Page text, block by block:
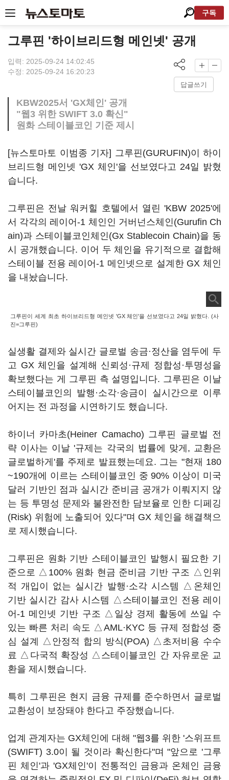
구독
그루핀 '하이브리드형 메인넷' 공개
입력: 2025-09-24 14:02:45
수정: 2025-09-24 16:20:23
답글쓰기
KBW2025서 'GX체인' 공개
"웹3 위한 SWIFT 3.0 확신"
원화 스테이블코인 기준 제시
[뉴스토마토 이범종 기자] 그루핀(GURUFIN)이 하이
브리드형 메인넷 'GX 체인'을 선보였다고 24일 밝혔
습니다.
그루핀은 전날 워커힐 호텔에서 열린 'KBW 2025'에
서 각각의 레이어-1 체인인 거버넌스체인(Gurufin Ch
ain)과 스테이블코인체인(Gx Stablecoin Chain)을 동
시 공개했습니다. 이어 두 체인을 유기적으로 결합해
스테이블 전용 레이어-1 메인넷으로 설계한 GX 체인
을 내놨습니다.
그루핀이 세계 최초 하이브리드형 메인넷 'GX 체인'을 선보였다고 24일 밝혔다. (사
진=그루핀)
실생활 결제와 실시간 글로벌 송금·정산을 염두에 두
고 GX 체인을 설계해 신뢰성·규제 정합성·투명성을
확보했다는 게 그루핀 측 설명입니다. 그루핀은 이날
스테이블코인의 발행·소각·송금이 실시간으로 이루
어지는 전 과정을 시연하기도 했습니다.
하이너 카마초(Heiner Camacho) 그루핀 글로벌 전
략 이사는 이날 '규제는 각국의 법률에 맞게, 교환은
글로벌하게'를 주제로 발표했는데요. 그는 "현재 180
~190개에 이르는 스테이블코인 중 90% 이상이 미국
달러 기반인 점과 실시간 준비금 공개가 이뤄지지 않
는 등 투명성 문제와 불완전한 담보율로 인한 디페깅
(Risk) 위험에 노출되어 있다"며 GX 체인을 해결책으
로 제시했습니다.
그루핀은 원화 기반 스테이블코인 발행시 필요한 기
준으로 △100% 원화 현금 준비금 기반 구조 △인위
적 개입이 없는 실시간 발행·소각 시스템 △온체인
기반 실시간 감사 시스템 △스테이블코인 전용 레이
어-1 메인넷 기반 구조 △일상 경제 활동에 쓰일 수
있는 빠른 처리 속도 △AML·KYC 등 규제 정합성 중
심 설계 △안정적 합의 방식(POA) △초저비용 수수
료 △다국적 확장성 △스테이블코인 간 자유로운 교
환을 제시했습니다.
특히 그루핀은 현지 금융 규제를 준수하면서 글로벌
교환성이 보장돼야 한다고 주장했습니다.
업계 관계자는 GX체인에 대해 "웹3를 위한 '스위프트
(SWIFT) 3.0이 될 것이라 확신한다"며 "앞으로 '그루
핀 체인'과 'GX체인'이 전통적인 금융과 온체인 금융